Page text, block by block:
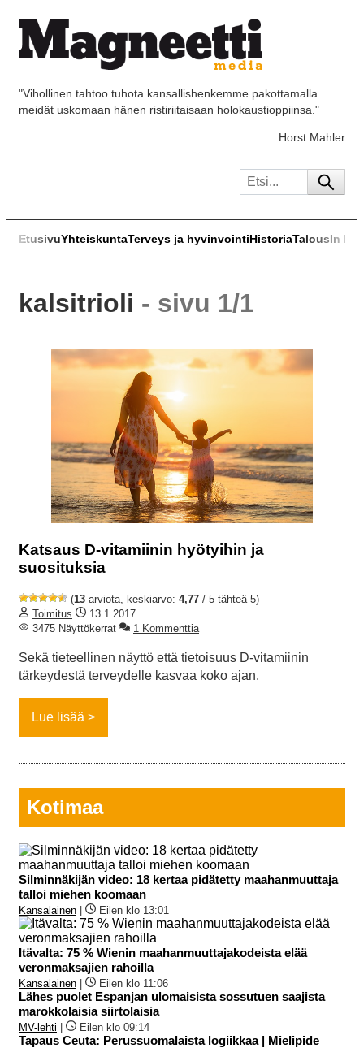
"Vihollinen tahtoo tuhota kansallishenkemme pakottamalla
meidät uskomaan hänen ristiriitaisaan holokaustioppiinsa."
Horst Mahler
EtusivuYhteiskuntaTerveys ja hyvinvointiHistoriaTalousIn
kalsitrioli - sivu 1/1
Katsaus D-vitamiinin hyötyihin ja
suosituksia
(13 arviota, keskiarvo: 4,77 / 5 tähteä 5)
Toimitus
13.1.2017
3475 Näyttökerrat
1 Kommenttia
Sekä tieteellinen näyttö että tietoisuus D-vitamiinin
tärkeydestä terveydelle kasvaa koko ajan.
Lue lisää
Kotimaa
Silminnäkijän video: 18 kertaa pidätetty maahanmuuttaja
talloi miehen koomaan
Kansalainen | Eilen klo 13:01
Itävalta: 75 % Wienin maahanmuuttajakodeista elää
veronmaksajien rahoilla
Kansalainen | Eilen klo 11:06
Lähes puolet Espanjan ulomaisista sossutuen saajista
marokkolaisia siirtolaisia
MV-lehti | Eilen klo 09:14
Tapaus Ceuta: Perussuomalaista logiikkaa | Mielipide